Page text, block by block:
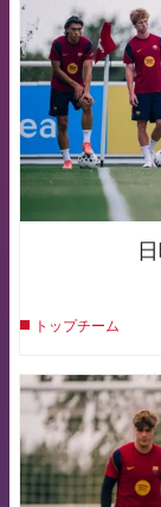
トップチーム